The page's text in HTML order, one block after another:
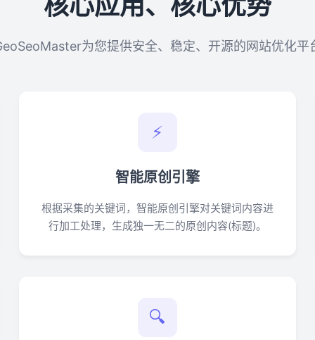
为您提供安全、稳定、开源的网站优化平
⚡
智能原创引擎
根据采集的关键词，智能原创引擎对关键词内容进
行加工处理，生成独一无二的原创内容(标题)。
🔍